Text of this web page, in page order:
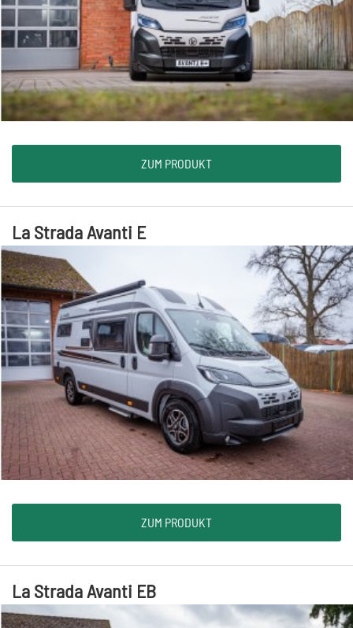
ZUM PRODUKT
La Strada Avanti E
ZUM PRODUKT
La Strada Avanti EB